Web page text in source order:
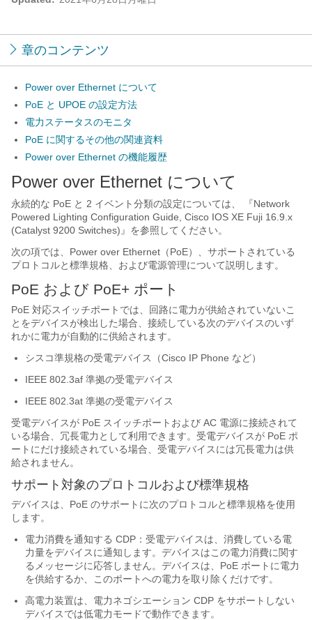
章のコンテンツ
Power over Ethernet について
PoE と UPOE の設定方法
電力ステータスのモニタ
PoE に関するその他の関連資料
Power over Ethernet の機能履歴
Power over Ethernet について
永続的な PoE と 2 イベント分類の設定については、 『Network
Powered Lighting Configuration Guide, Cisco IOS XE Fuji 16.9.x
(Catalyst 9200 Switches)』を参照してください。
次の項では、Power over Ethernet（PoE）、サポートされている
プロトコルと標準規格、および電源管理について説明します。
PoE および PoE+ ポート
PoE 対応スイッチポートでは、回路に電力が供給されていないこ
とをデバイスが検出した場合、接続している次のデバイスのいず
れかに電力が自動的に供給されます。
シスコ準規格の受電デバイス（Cisco IP Phone など）
IEEE 802.3af 準拠の受電デバイス
IEEE 802.3at 準拠の受電デバイス
受電デバイスが PoE スイッチポートおよび AC 電源に接続されて
いる場合、冗長電力として利用できます。受電デバイスが PoE ポ
ートにだけ接続されている場合、受電デバイスには冗長電力は供
給されません。
サポート対象のプロトコルおよび標準規格
デバイスは、PoE のサポートに次のプロトコルと標準規格を使用
します。
電力消費を通知する CDP：受電デバイスは、消費している電
力量をデバイスに通知します。デバイスはこの電力消費に関す
るメッセージに応答しません。デバイスは、PoE ポートに電力
を供給するか、このポートへの電力を取り除くだけです。
高電力装置は、電力ネゴシエーション CDP をサポートしない
デバイスでは低電力モードで動作できます。